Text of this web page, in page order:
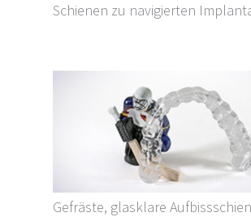
Schienen zu navigierten
Gefräste, glasklare